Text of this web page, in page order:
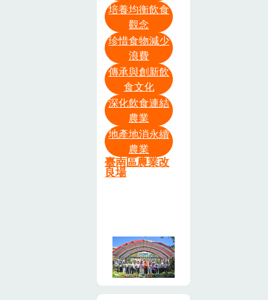
工節水↑游添
榮研究員兼分
場長介紹硬質
玉米新品種早
熟、抗逆境特
性↑合作示範
農友丁建仁先
生說明栽培管
理方式↑與會
農友討論新品
種表現↑農友
(左二) 現場摘
果穗講解新品
種特性，左三
至左五依序為
農業土壤碳匯
的部分，國立
中興大學劉雨
庭教授探討土
壤碳庫對於淨
零排放和降低
氣候變遷影響
的關鍵角色、
國立中興大學
莊愷瑋教授則
介紹農地土壤
最後，農業部
農業試驗所許
健輝副研究員
各界共同努力
推動下，學校
午餐三章一Q
國產可溯源食
材，覆蓋率達
到98.25%，讓
孩子每一口飯
菜都吃得安
心；另外與教
育部合作，目
前全國公私立
所）將食農教
育融入課程之
涵蓋率業已
100%，讓孩
區以當季各式
瓜果植株及果
實 進行主題布
置，呈現豐饒
意象，同時也
具有潛在教育
之效果，吸引
許多民眾駐足
觀賞。「2023
瓜果食農嘉年
華」 規劃有趣
體驗活動 ，現
場許多家長帶
領孩子，甚至
培養均衡飲食
觀念
珍惜食物減少
浪費
傳承與創新飲
食文化
深化飲食連結
農業
地產地消永續
農業
臺南區農業改
良場